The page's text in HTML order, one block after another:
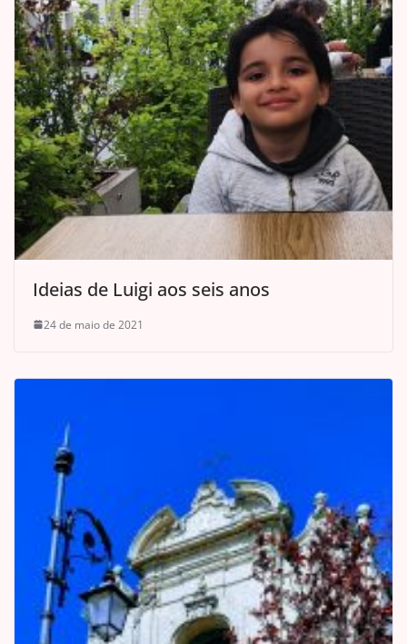
Ideias de Luigi aos seis anos
24 de maio de 2021